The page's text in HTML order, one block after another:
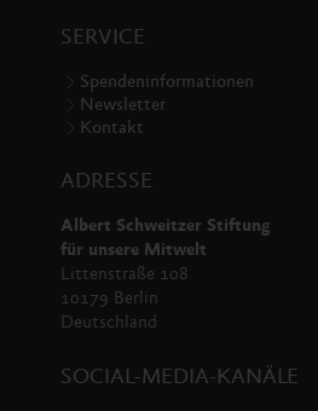
SERVICE
Spendeninformationen
Newsletter
Kontakt
ADRESSE
Albert Schweitzer Stiftung
für unsere Mitwelt
Littenstraße 108
10179 Berlin
Deutschland
SOCIAL-MEDIA-KANÄLE